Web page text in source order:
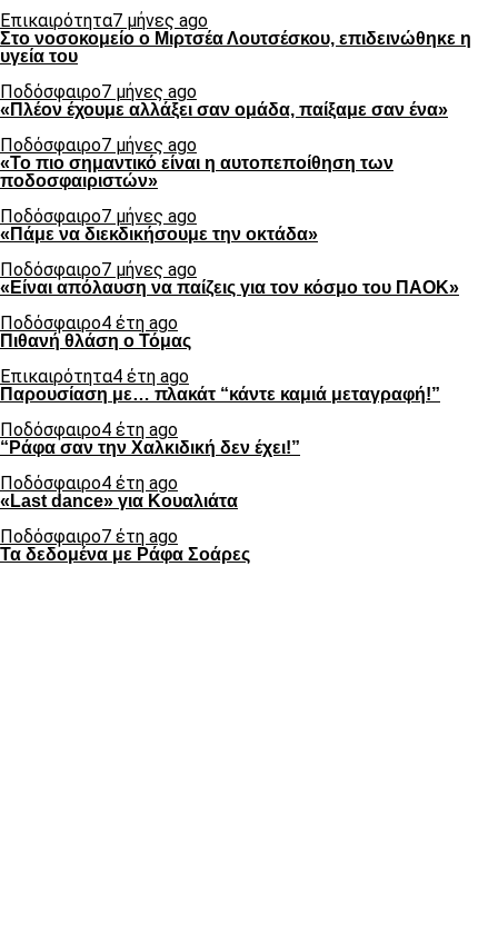
Επικαιρότητα7 μήνες ago
Στο νοσοκομείο ο Μιρτσέα Λουτσέσκου, επιδεινώθηκε η
υγεία του
Ποδόσφαιρο7 μήνες ago
«Πλέον έχουμε αλλάξει σαν ομάδα, παίξαμε σαν ένα»
Ποδόσφαιρο7 μήνες ago
«Το πιο σημαντικό είναι η αυτοπεποίθηση των
ποδοσφαιριστών»
Ποδόσφαιρο7 μήνες ago
«Πάμε να διεκδικήσουμε την οκτάδα»
Ποδόσφαιρο7 μήνες ago
«Είναι απόλαυση να παίζεις για τον κόσμο του ΠΑΟΚ»
Ποδόσφαιρο4 έτη ago
Πιθανή θλάση ο Τόμας
Επικαιρότητα4 έτη ago
Παρουσίαση με… πλακάτ “κάντε καμιά μεταγραφή!”
Ποδόσφαιρο4 έτη ago
“Ράφα σαν την Χαλκιδική δεν έχει!”
Ποδόσφαιρο4 έτη ago
«Last dance» για Κουαλιάτα
Ποδόσφαιρο7 έτη ago
Τα δεδομένα με Ράφα Σοάρες